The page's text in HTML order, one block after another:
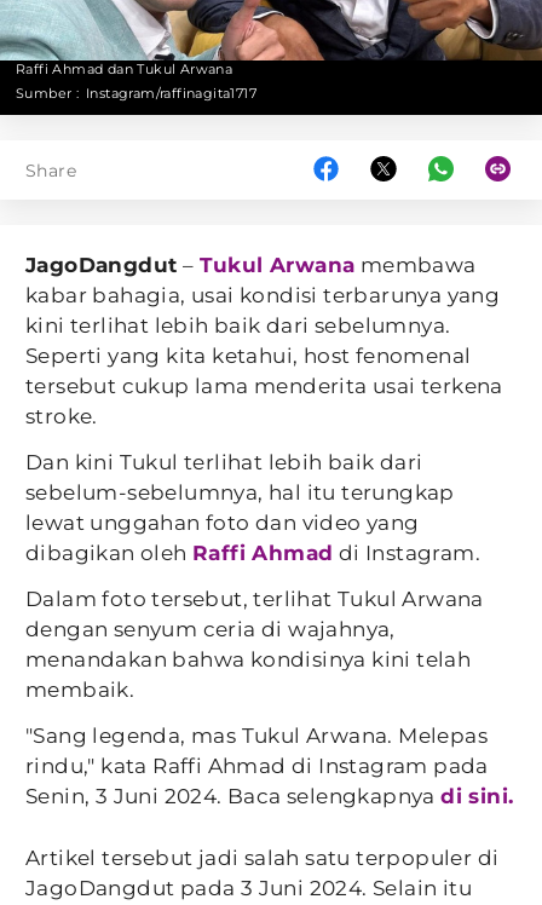
Raffi Ahmad dan Tukul Arwana
Sumber : Instagram/raffinagita1717
Share
JagoDangdut – Tukul Arwana membawa
kabar bahagia, usai kondisi terbarunya yang
kini terlihat lebih baik dari sebelumnya.
Seperti yang kita ketahui, host fenomenal
tersebut cukup lama menderita usai terkena
stroke.
Dan kini Tukul terlihat lebih baik dari
sebelum-sebelumnya, hal itu terungkap
lewat unggahan foto dan video yang
dibagikan oleh Raffi Ahmad di Instagram.
Dalam foto tersebut, terlihat Tukul Arwana
dengan senyum ceria di wajahnya,
menandakan bahwa kondisinya kini telah
membaik.
"Sang legenda, mas Tukul Arwana. Melepas
rindu," kata Raffi Ahmad di Instagram pada
Senin, 3 Juni 2024. Baca selengkapnyadi sini.
Artikel tersebut jadi salah satu terpopuler di
JagoDangdut pada 3 Juni 2024. Selain itu